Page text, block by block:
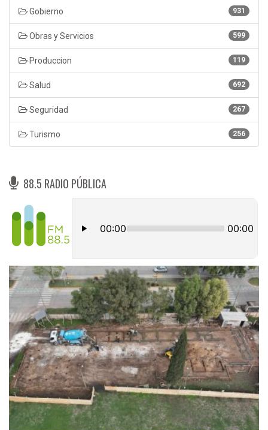
931
Gobierno
599
Obras y Servicios
119
Produccion
692
Salud
267
Seguridad
256
Turismo
88.5 RADIO PÚBLICA